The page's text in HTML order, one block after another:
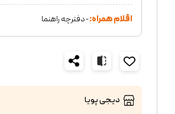
اقلام همراه:-دفترچه راهنما
دیجی پویا